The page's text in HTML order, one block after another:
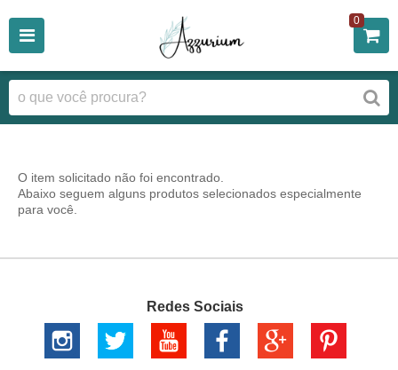
0
O item solicitado não foi encontrado.
Abaixo seguem alguns produtos selecionados especialmente
para você.
Redes Sociais